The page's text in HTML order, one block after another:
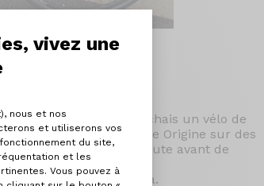
vivez une
Consentement :
nous et nos
et utiliserons vos
du site,
et les
Vous pouvez à
et du VTT XC, je cherchais un vélo de
découvert la marque Origine sur des
vie sur un vélo de route avant de
Campagnolo Zonda.